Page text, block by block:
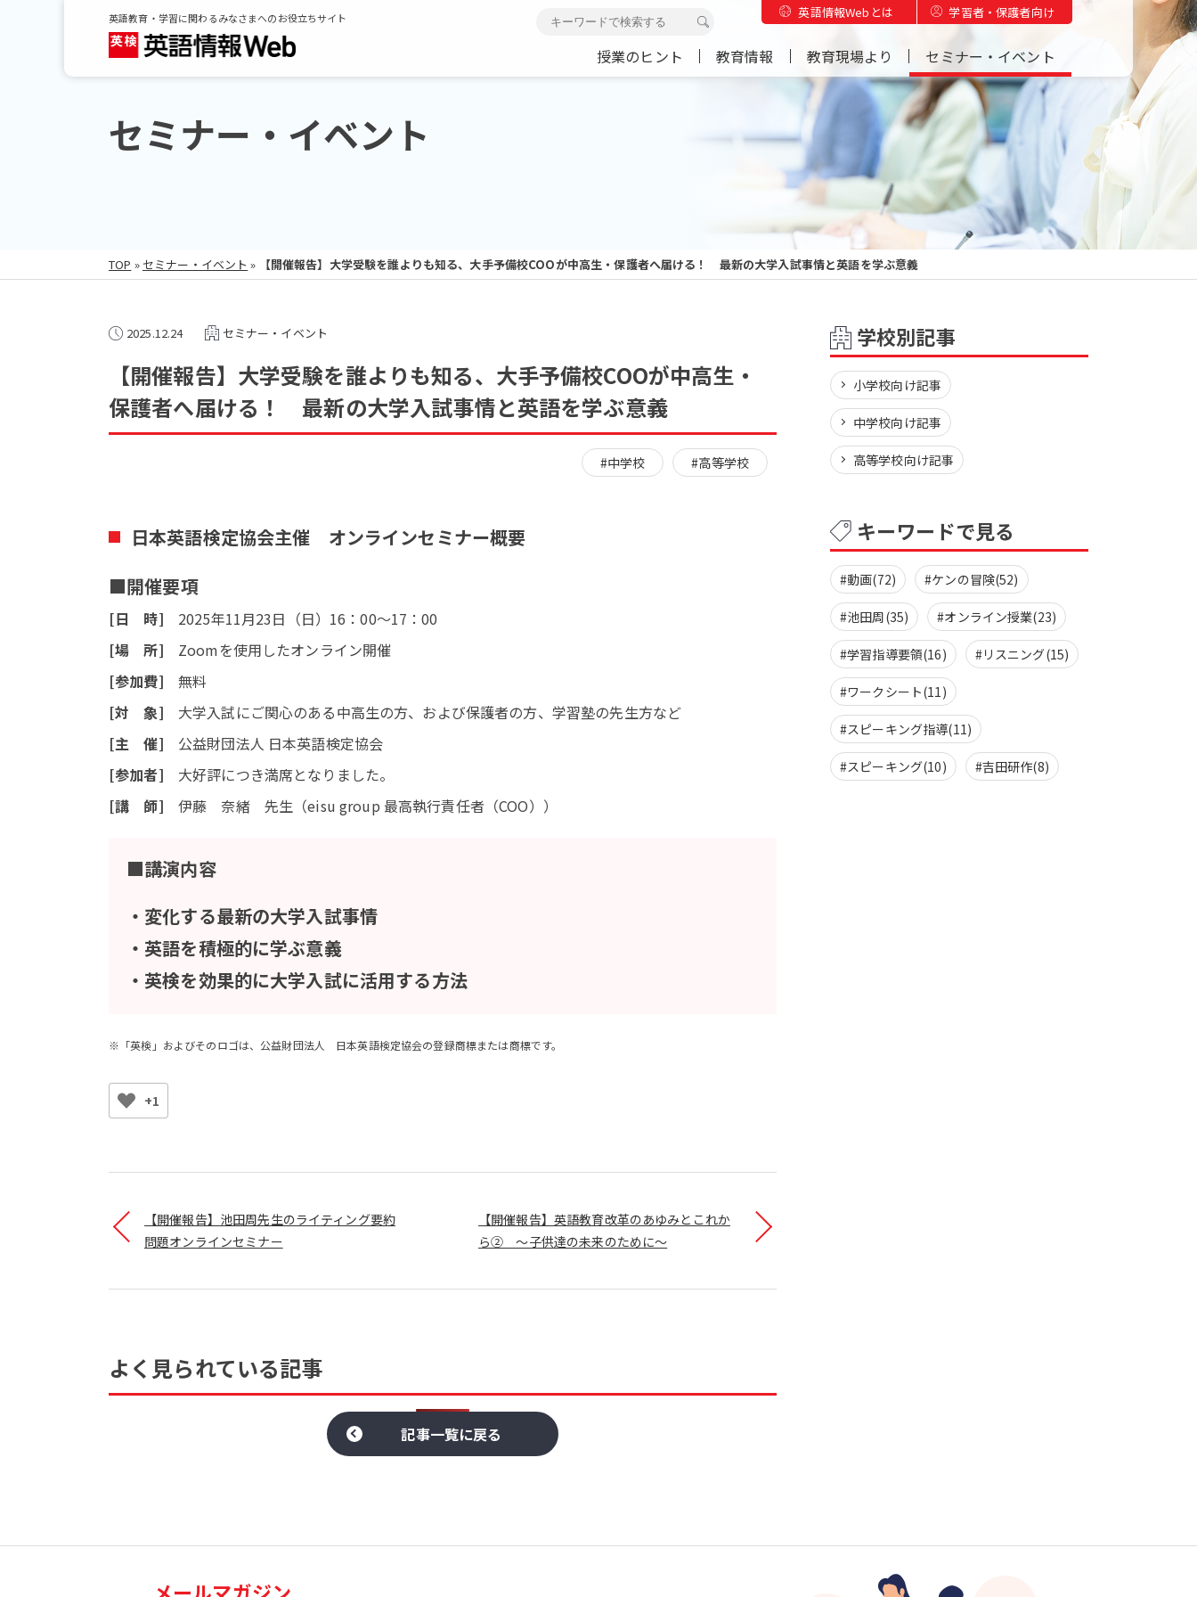
英語教育・学習に関わるみなさまへのお役立ちサイト 英語情報Webとは 学習者・保護者向け
授業のヒント 教育情報 教育現場より セミナー・イベント
セミナー・イベント
TOP » セミナー・イベント » 【開催報告】大学受験を誰よりも知る、大手予備校COOが中高生・保護者へ届ける！ 最新の大学入試事情と英語を学ぶ意義
2025.12.24 セミナー・イベント
【開催報告】大学受験を誰よりも知る、大手予備校COOが中高生・
保護者へ届ける！ 最新の大学入試事情と英語を学ぶ意義
#中学校 #高等学校
日本英語検定協会主催 オンラインセミナー概要
■開催要項
[日 時] 2025年11月23日（日）16：00〜17：00
[場 所] Zoomを使用したオンライン開催
[参加費] 無料
[対 象] 大学入試にご関心のある中高生の方、および保護者の方、学習塾の先生方など
[主 催] 公益財団法人 日本英語検定協会
[参加者] 大好評につき満席となりました。
[講 師] 伊藤 奈緒 先生（eisu group 最高執行責任者（COO））
■講演内容
・変化する最新の大学入試事情
・英語を積極的に学ぶ意義
・英検を効果的に大学入試に活用する方法
※「英検」およびそのロゴは、公益財団法人 日本英語検定協会の登録商標または商標です。
+1
【開催報告】池田周先生のライティング要約
問題オンラインセミナー
【開催報告】英語教育改革のあゆみとこれか
ら② ～子供達の未来のために～
よく見られている記事
記事一覧に戻る
学校別記事
小学校向け記事
中学校向け記事
高等学校向け記事
キーワードで見る
#動画(72) #ケンの冒険(52)
#池田周(35) #オンライン授業(23)
#学習指導要領(16) #リスニング(15)
#ワークシート(11)
#スピーキング指導(11)
#スピーキング(10) #吉田研作(8)